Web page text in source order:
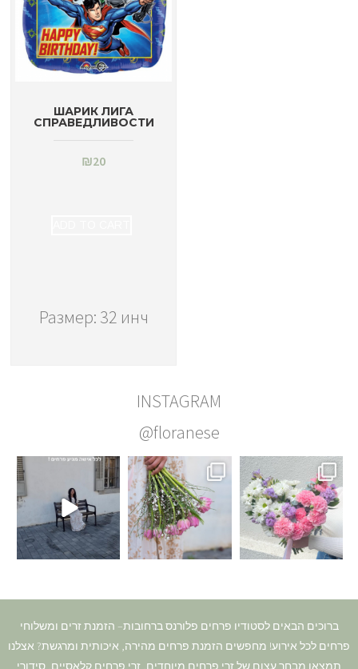
ШАРИК ЛИГА
СПРАВЕДЛИВОСТИ
₪20
Размер: 32 инч
INSTAGRAM
@floranese
ברוכים הבאים לסטודיו פרחים פלורנס ברחובות– הזמנת זרים ומשלוחי
פרחים לכל אירוע! מחפשים הזמנת פרחים מהירה, איכותית ומרגשת? אצלנו
תמצאו מבחר עצום של זרי פרחים מיוחדים, זרי פרחים קלאסיים, סידורי